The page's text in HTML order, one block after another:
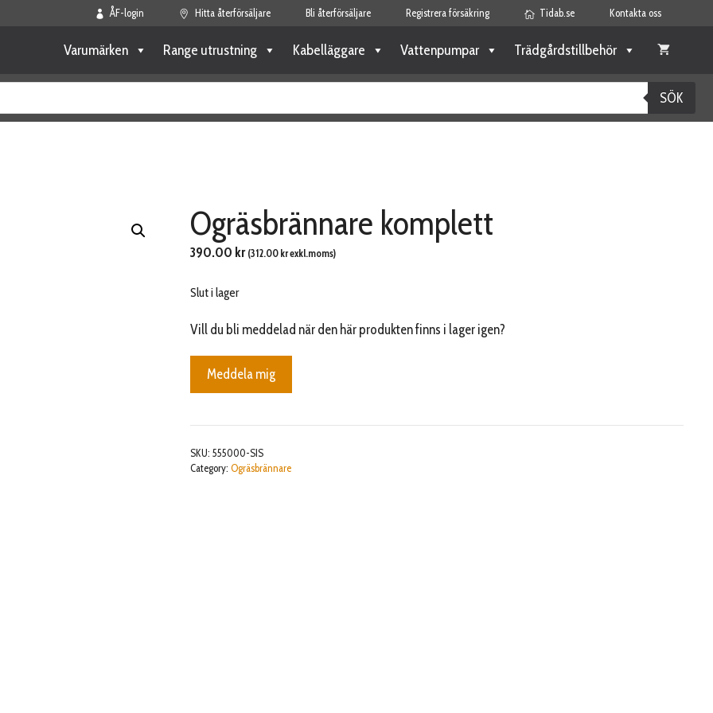
ÅF-login Hitta återförsäljare Bli återförsäljare Registrera försäkring Tidab.se Kontakta oss
Varumärken Range utrustning Kabelläggare Vattenpumpar Trädgårdstillbehör
SÖK
Ogräsbrännare komplett
390.00 kr (312.00 krexkl.moms)
Slut i lager
Vill du bli meddelad när den här produkten finns i lager igen?
Meddela mig
SKU: 555000-SIS
Category: Ogräsbrännare